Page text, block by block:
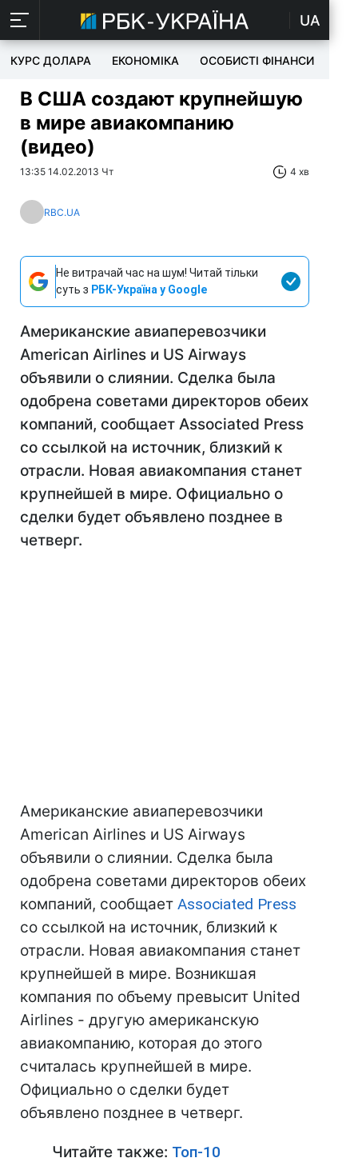
UA
КУРС ДОЛАРА ЕКОНОМІКА ОСОБИСТІ ФІНАНСИ
В США создают крупнейшую
в мире авиакомпанию
(видео)
13:35 14.02.2013 Чт 4 хв
RBC.UA
Не витрачай час на шум! Читай тільки
суть з РБК-Україна у Google
Американские авиаперевозчики
American Airlines и US Airways
объявили о слиянии. Сделка была
одобрена советами директоров обеих
компаний, сообщает Associated Press
со ссылкой на источник, близкий к
отрасли. Новая авиакомпания станет
крупнейшей в мире. Официально о
сделки будет объявлено позднее в
четверг.
Американские авиаперевозчики
American Airlines и US Airways
объявили о слиянии. Сделка была
одобрена советами директоров обеих
компаний, сообщает Associated Press
со ссылкой на источник, близкий к
отрасли. Новая авиакомпания станет
крупнейшей в мире. Возникшая
компания по объему превысит United
Airlines - другую американскую
авиакомпанию, которая до этого
считалась крупнейшей в мире.
Официально о сделки будет
объявлено позднее в четверг.
Читайте также: Топ-10